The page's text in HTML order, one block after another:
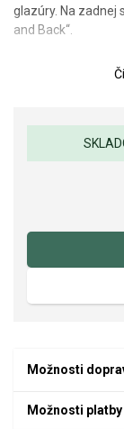
glazúry. Na zadnej
and Back“.
SOFIA je
Možnosti
Možnosti platby